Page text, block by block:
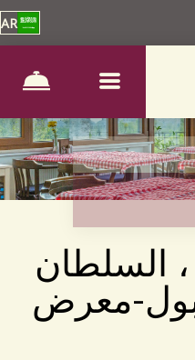
AR
السلطان
معرض